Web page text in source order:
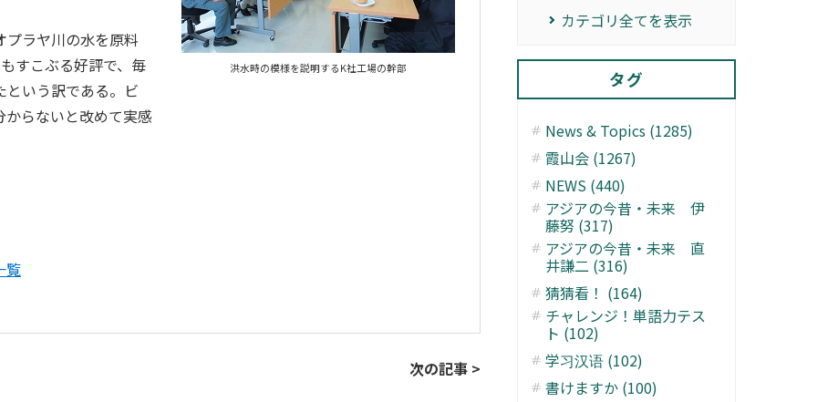
洪水時の模様を説明するK社工場の幹部
プラヤ川の水を原料
すこぶる好評で、毎
いう訳である。ビ
らないと改めて実感
覧
次の記事 >
カテゴリ全てを表示
タグ
News & Topics (1285)
霞山会 (1267)
NEWS (440)
アジアの今昔・未来 伊
藤努 (317)
アジアの今昔・未来 直
井謙二 (316)
猜猜看！ (164)
チャレンジ！単語力テス
ト (102)
学习汉语 (102)
書けますか (100)